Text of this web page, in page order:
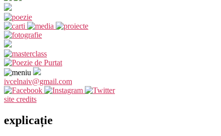
ivcelnaiv@gmail.com
site credits
explicație